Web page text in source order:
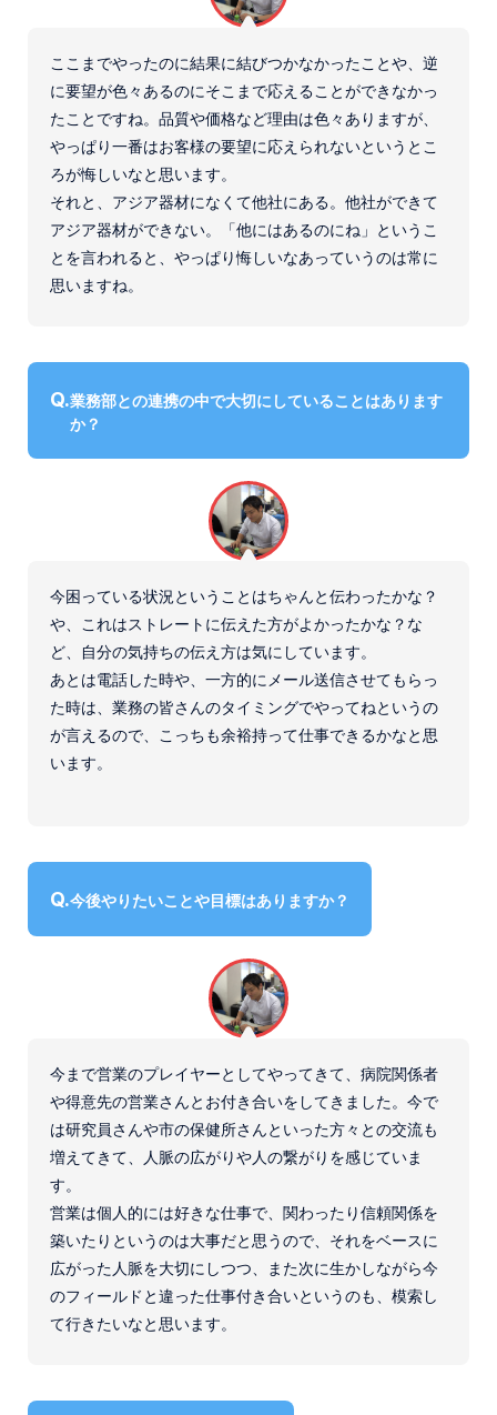
ここまでやったのに結果に結びつかなかったことや、逆
に要望が色々あるのにそこまで応えることができなかっ
たことですね。品質や価格など理由は色々ありますが、
やっぱり一番はお客様の要望に応えられないというとこ
ろが悔しいなと思います。
それと、アジア器材になくて他社にある。他社ができて
アジア器材ができない。「他にはあるのにね」というこ
とを言われると、やっぱり悔しいなあっていうのは常に
思いますね。
業務部との連携の中で大切にしていることはあります
か？
今困っている状況ということはちゃんと伝わったかな？
や、これはストレートに伝えた方がよかったかな？な
ど、自分の気持ちの伝え方は気にしています。
あとは電話した時や、一方的にメール送信させてもらっ
た時は、業務の皆さんのタイミングでやってねというの
が言えるので、こっちも余裕持って仕事できるかなと思
います。
今後やりたいことや目標はありますか？
今まで営業のプレイヤーとしてやってきて、病院関係者
や得意先の営業さんとお付き合いをしてきました。今で
は研究員さんや市の保健所さんといった方々との交流も
増えてきて、人脈の広がりや人の繋がりを感じていま
す。
営業は個人的には好きな仕事で、関わったり信頼関係を
築いたりというのは大事だと思うので、それをベースに
広がった人脈を大切にしつつ、また次に生かしながら今
のフィールドと違った仕事付き合いというのも、模索し
て行きたいなと思います。